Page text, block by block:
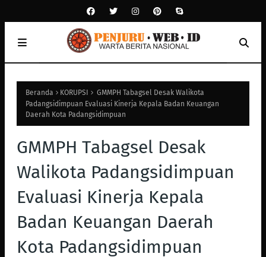
Beranda KORUPSI
GMMPH Tabagsel Desak Walikota
Padangsidimpuan Evaluasi Kinerja Kepala Badan Keuangan
Daerah Kota Padangsidimpuan
GMMPH Tabagsel Desak
Walikota Padangsidimpuan
Evaluasi Kinerja Kepala
Badan Keuangan Daerah
Kota Padangsidimpuan